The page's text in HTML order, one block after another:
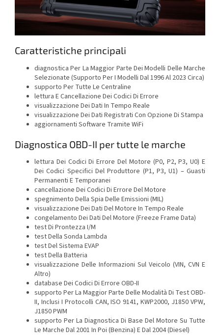
Caratteristiche principali
diagnostica Per La Maggior Parte Dei Modelli Delle Marche
Selezionate (Supporto Per I Modelli Dal 1996 Al 2023 Circa)
supporto Per Tutte Le Centraline
lettura E Cancellazione Dei Codici Di Errore
visualizzazione Dei Dati In Tempo Reale
visualizzazione Dei Dati Registrati Con Opzione Di Stampa
aggiornamenti Software Tramite WiFi
Diagnostica OBD-II per tutte le marche
lettura Dei Codici Di Errore Del Motore (P0, P2, P3, U0) E
Dei Codici Specifici Del Produttore (P1, P3, U1) – Guasti
Permanenti E Temporanei
cancellazione Dei Codici Di Errore Del Motore
spegnimento Della Spia Delle Emissioni (MIL)
visualizzazione Dei Dati Del Motore In Tempo Reale
congelamento Dei Dati Del Motore (Freeze Frame Data)
test Di Prontezza I/M
test Della Sonda Lambda
test Del Sistema EVAP
test Della Batteria
visualizzazione Delle Informazioni Sul Veicolo (VIN, CVN E
Altro)
database Dei Codici Di Errore OBD-II
supporto Per La Maggior Parte Delle Modalità Di Test OBD-
II, Inclusi I Protocolli CAN, ISO 9141, KWP2000, J1850 VPW,
J1850 PWM
supporto Per La Diagnostica Di Base Del Motore Su Tutte
Le Marche Dal 2001 In Poi (Benzina) E Dal 2004 (Diesel)